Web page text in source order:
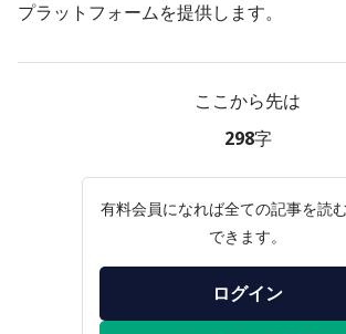
プラットフォームを提供します。
ここから先は
298字
有料会員になれば全ての記事を読
できます。
ログイン